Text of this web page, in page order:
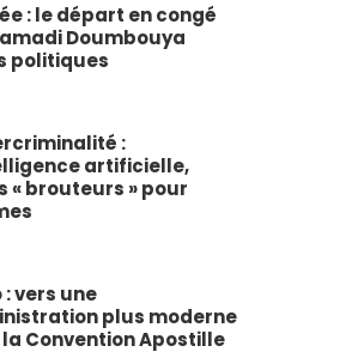
: le départ en congé
Doumbouya
politiques
:
artificielle,
« brouteurs » pour
: vers une
plus moderne
Convention Apostille